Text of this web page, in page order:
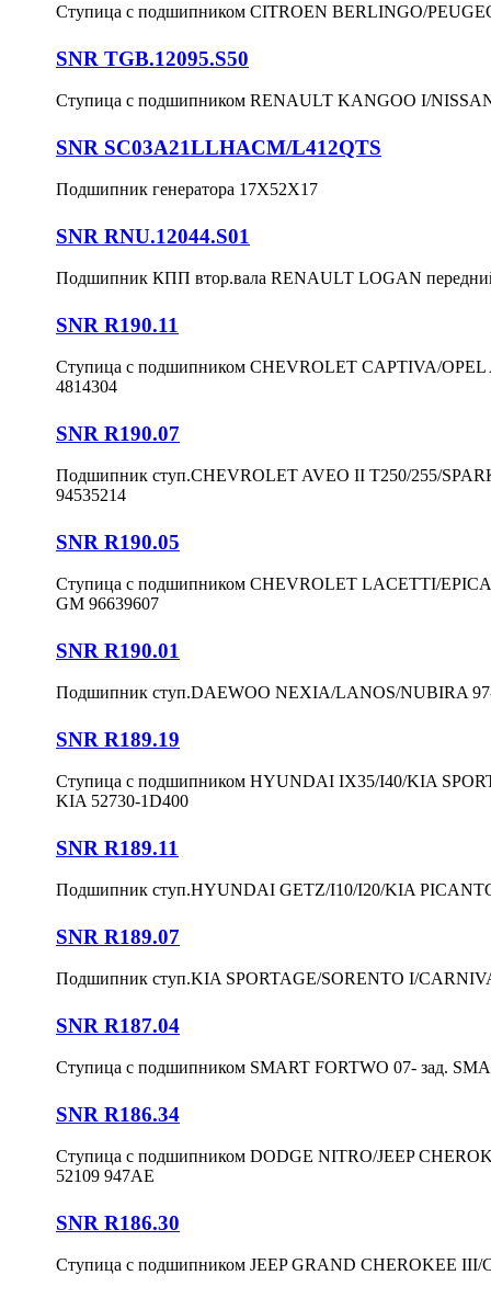
Ступица с подшипником CITROEN BERLINGO/
SNR TGB.12095.S50
Ступица с подшипником RENAULT KANGOO I/
SNR SC03A21LLHACM/L412QTS
Подшипник генератора 17X52X17
SNR RNU.12044.S01
Подшипник КПП втор.вала RENAULT LOGAN
SNR R190.11
Ступица с подшипником CHEVROLET CAPTIVA/OPEL
4814304
SNR R190.07
Подшипник ступ.CHEVROLET AVEO II T250/255/
94535214
SNR R190.05
Ступица с подшипником CHEVROLET LACETTI/
GM 96639607
SNR R190.01
Подшипник ступ.DAEWOO NEXIA/LANOS/NUBIRA 97-
SNR R189.19
Ступица с подшипником HYUNDAI IX35/I40/KIA
KIA 52730-1D400
SNR R189.11
Подшипник ступ.HYUNDAI GETZ/I10/I20/KIA
SNR R189.07
Подшипник ступ.KIA SPORTAGE/SORENTO I/
SNR R187.04
Ступица с подшипником SMART FORTWO 07- зад.
SNR R186.34
Ступица с подшипником DODGE NITRO/JEEP
52109 947AE
SNR R186.30
Ступица с подшипником JEEP GRAND CHEROKEE